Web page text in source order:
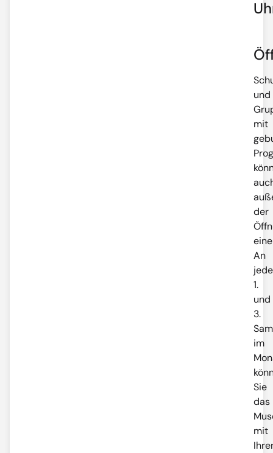
und
mit
der
An
1.
und
3.
im
Sie
das
mit